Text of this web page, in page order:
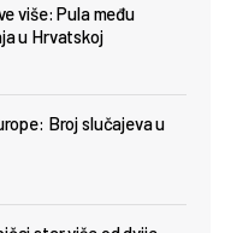
više: Pula među
u Hrvatskoj
Broj slučajeva u